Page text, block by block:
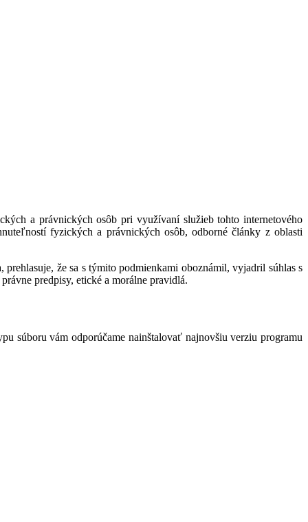
a právnických osôb pri využívaní služieb tohto internetového
fyzických a právnických osôb, odborné články z oblasti
že sa s týmito podmienkami oboznámil, vyjadril súhlas s
predpisy, etické a morálne pravidlá.
súboru vám odporúčame nainštalovať najnovšiu verziu programu